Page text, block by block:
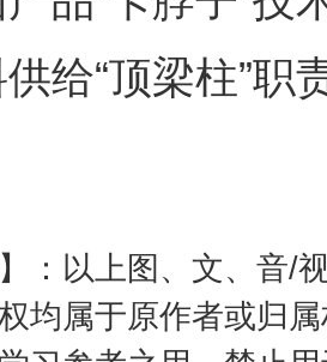
给“顶梁柱”职
】：以上图、文、音/
均属于原作者或归
抗生素超标问题” 法